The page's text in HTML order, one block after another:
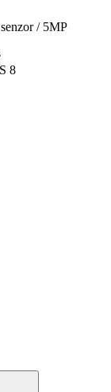
/ 5MP
8